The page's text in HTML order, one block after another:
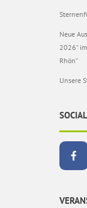
Neue
2026“
Rhön“
Unsere